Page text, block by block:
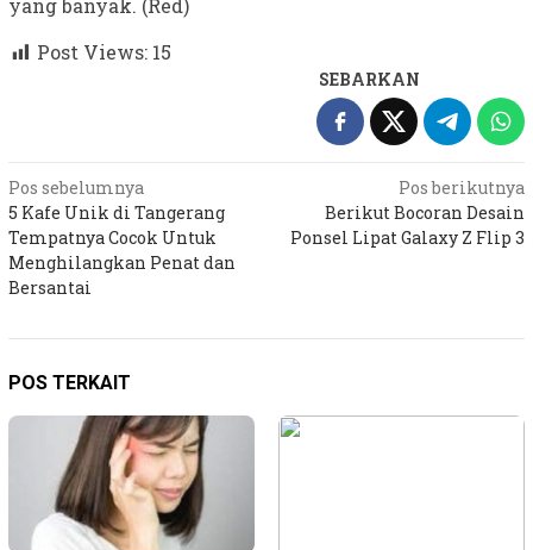
yang banyak. (Red)
Post Views: 15
SEBARKAN
Navigasi
pos
Pos sebelumnya
5 Kafe Unik di Tangerang
Tempatnya Cocok Untuk
Menghilangkan Penat dan
Bersantai
Pos berikutnya
Berikut Bocoran Desain
Ponsel Lipat Galaxy Z Flip 3
POS TERKAIT